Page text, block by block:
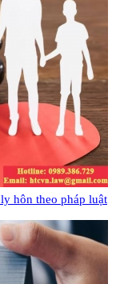
hôn theo pháp luật